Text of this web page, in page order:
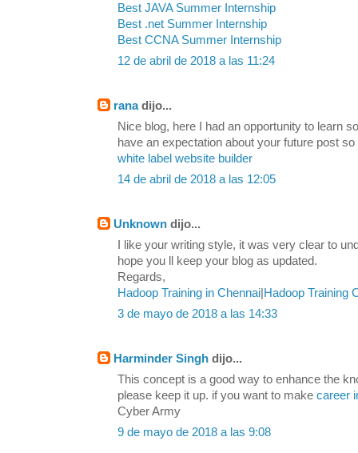
Best JAVA Summer Internship
Best .net Summer Internship
Best CCNA Summer Internship
12 de abril de 2018 a las 11:24
ranadijo...
Nice blog, here I had an opportunity to learn
have an expectation about your future post
white label website builder
14 de abril de 2018 a las 12:05
Unknown dijo...
I like your writing style, it was very clear to
hope you ll keep your blog as updated.
Regards,
Hadoop Training in Chennai Hadoop Training
3 de mayo de 2018 a las 14:33
Harminder Singh dijo...
This concept is a good way to enhance the
please keep it up. if you want to make career
Cyber Army
9 de mayo de 2018 a las 9:08